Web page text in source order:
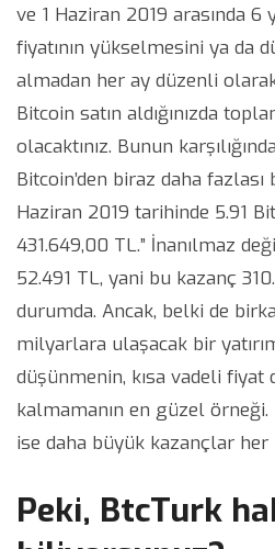
ve 1 Haziran 2019 arasında 6
fiyatının yükselmesini ya da
almadan her ay düzenli olarak
Bitcoin satın aldığınızda
olacaktınız. Bunun
Bitcoin’den biraz daha
Haziran 2019 tarihinde 5.91
431.649,00 TL.” İnanılmaz
52.491 TL, yani bu kazanç
durumda. Ancak, belki de
milyarlara ulaşacak bir
düşünmenin, kısa vadeli fiyat
kalmamanın en güzel
ise daha büyük kazançlar
Peki, BtcTurk